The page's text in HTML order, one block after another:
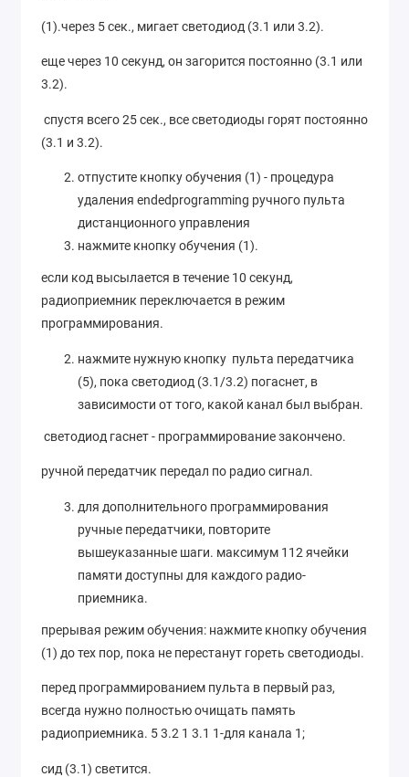
(1).через 5 сек., мигает светодиод (3.1 или 3.2).
еще через 10 секунд, он загорится постоянно (3.1 или
3.2).
спустя всего 25 сек., все светодиоды горят постоянно
(3.1 и 3.2).
отпустите кнопку обучения (1) - процедура
удаления endedprogramming ручного пульта
дистанционного управления
нажмите кнопку обучения (1).
если код высылается в течение 10 секунд,
радиоприемник переключается в режим
программирования.
нажмите нужную кнопку пульта передатчика
(5), пока светодиод (3.1/3.2) погаснет, в
зависимости от того, какой канал был выбран.
светодиод гаснет - программирование закончено.
ручной передатчик передал по радио сигнал.
для дополнительного программирования
ручные передатчики, повторите
вышеуказанные шаги. максимум 112 ячейки
памяти доступны для каждого радио-
приемника.
прерывая режим обучения: нажмите кнопку обучения
(1) до тех пор, пока не перестанут гореть светодиоды.
перед программированием пульта в первый раз,
всегда нужно полностью очищать память
радиоприемника. 5 3.2 1 3.1 1-для канала 1;
сид (3.1) светится.